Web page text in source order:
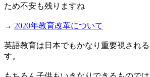
ため不安も残りますね
→ 2020年教育改革について
英語教育は日本でもかなり重要視され
す。